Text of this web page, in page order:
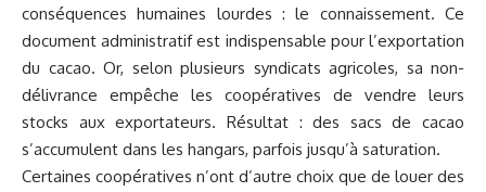
conséquences humaines lourdes : le connaissement. Ce
document administratif est indispensable pour l’exportation
du cacao. Or, selon plusieurs syndicats agricoles, sa non-
délivrance empêche les coopératives de vendre leurs
stocks aux exportateurs. Résultat : des sacs de cacao
s’accumulent dans les hangars, parfois jusqu’à saturation.
Certaines coopératives n’ont d’autre choix que de louer des